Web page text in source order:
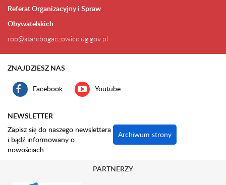
Referat Organizacyjny i Spraw
Obywatelskich
rop@starebogaczowice.ug.gov.pl
ZNAJDZIESZ NAS
Facebook Youtube
NEWSLETTER
Zapisz się do naszego newslettera
i bądź informowany o
nowościach.
Archiwum strony
PARTNERZY